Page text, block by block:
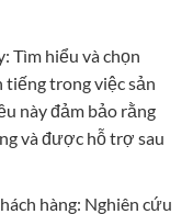
Tìm hiểu và chọn
trong việc sản
này đảm bảo rằng
và được hỗ trợ sau
hàng: Nghiên cứu